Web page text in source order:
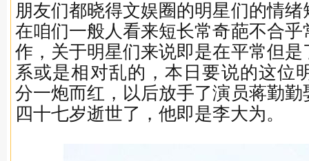
朋友们都晓得文娱圈的明星们的情
在咱们一般人看来短长常奇葩不合
作，关于明星们来说即是在平常但
系或是相对乱的，本日要说的这位
分一炮而红，以后放手了演员蒋勤
四十七岁逝世了，他即是李大为。